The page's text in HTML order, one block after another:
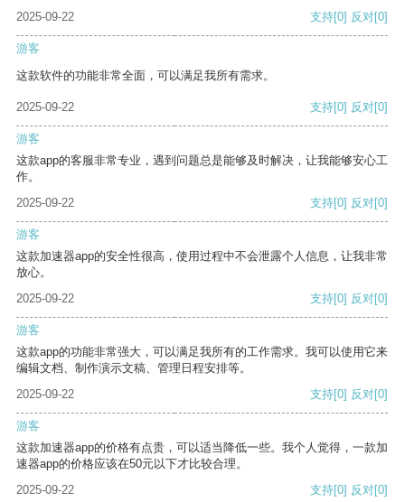
2025-09-22 支持[0] 反对[0]
游客
这款软件的功能非常全面，可以满足我所有需求。
2025-09-22 支持[0] 反对[0]
游客
这款app的客服非常专业，遇到问题总是能够及时解决，让我能够安心工
作。
2025-09-22
支持[0] 反对[0]
游客
这款加速器app的安全性很高，使用过程中不会泄露个人信息，让我非常
放心。
2025-09-22
支持[0] 反对[0]
游客
这款app的功能非常强大，可以满足我所有的工作需求。我可以使用它来
编辑文档、制作演示文稿、管理日程安排等。
2025-09-22
支持[0] 反对[0]
游客
这款加速器app的价格有点贵，可以适当降低一些。我个人觉得，一款加
速器app的价格应该在50元以下才比较合理。
2025-09-22
支持[0] 反对[0]